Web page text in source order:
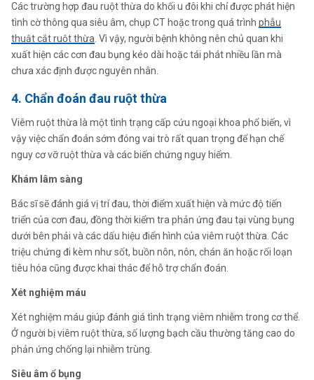
Các trường hợp đau ruột thừa do khối u đôi khi chỉ được phát hiện
tình cờ thông qua siêu âm, chụp CT hoặc trong quá trình phẫu
thuật cắt ruột thừa . Vì vậy, người bệnh không nên chủ quan khi
xuất hiện các cơn đau bụng kéo dài hoặc tái phát nhiều lần mà
chưa xác định được nguyên nhân.
4. Chẩn đoán đau ruột thừa
Viêm ruột thừa là một tình trạng cấp cứu ngoại khoa phổ biến, vì
vậy việc chẩn đoán sớm đóng vai trò rất quan trọng để hạn chế
nguy cơ vỡ ruột thừa và các biến chứng nguy hiểm.
Khám lâm sàng
Bác sĩ sẽ đánh giá vị trí đau, thời điểm xuất hiện và mức độ tiến
triển của cơn đau, đồng thời kiểm tra phản ứng đau tại vùng bụng
dưới bên phải và các dấu hiệu điển hình của viêm ruột thừa. Các
triệu chứng đi kèm như sốt, buồn nôn, nôn, chán ăn hoặc rối loạn
tiêu hóa cũng được khai thác để hỗ trợ chẩn đoán.
Xét nghiệm máu
Xét nghiệm máu giúp đánh giá tình trạng viêm nhiễm trong cơ thể.
Ở người bị viêm ruột thừa, số lượng bạch cầu thường tăng cao do
phản ứng chống lại nhiễm trùng.
Siêu âm ổ bụng